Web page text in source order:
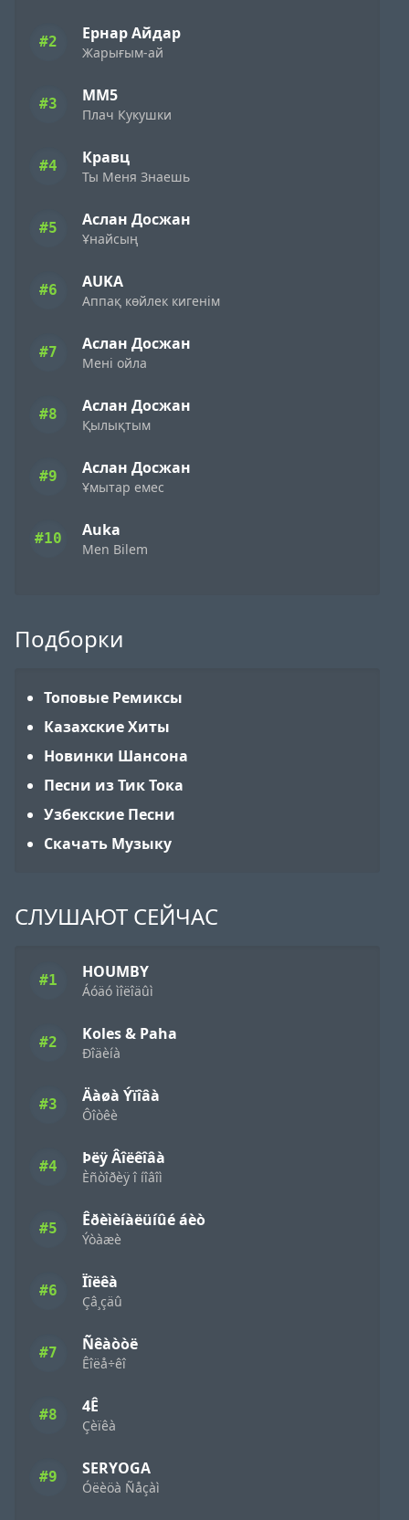
#2 Ернар Айдар
Жарығым-ай
#3 ММ5
Плач Кукушки
#4 Кравц
Ты Меня Знаешь
#5 Аслан Досжан
Ұнайсың
#6 AUKA
Аппақ көйлек кигенім
#7 Аслан Досжан
Мені ойла
#8 Аслан Досжан
Қылықтым
#9 Аслан Досжан
Ұмытар емес
#10 Auka
Men Bilem
Подборки
Топовые Ремиксы
Казахские Хиты
Новинки Шансона
Песни из Тик Тока
Узбекские Песни
Скачать Музыку
СЛУШАЮТ СЕЙЧАС
#1 HOUMBY
Áóäó ìîëîäûì
#2 Koles & Paha
Ðîäèíà
#3 Äàøà Ýïîâà
Ôîòêè
#4 Þëÿ Âîëêîâà
Èñòîðèÿ î íîâîì
#5 Êðèìèíàëüíûé áèò
Ýòàæè
#6 Ïîëêà
Çâ¸çäû
#7 Ñêàòòë
Êîëå÷êî
#8 4Ê
Çèïêà
#9 SERYOGA
Óëèöà Ñåçàì